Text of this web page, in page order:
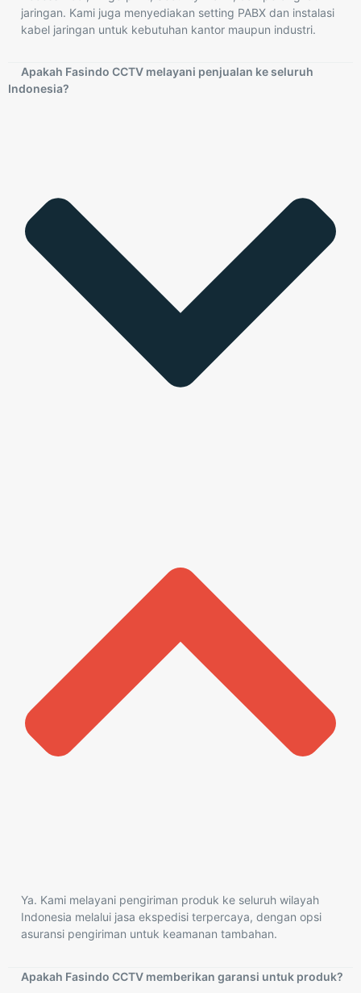
jaringan. Kami juga menyediakan setting PABX dan instalasi
kabel jaringan untuk kebutuhan kantor maupun industri.
Apakah Fasindo CCTV melayani penjualan ke seluruh
Indonesia?
Ya. Kami melayani pengiriman produk ke seluruh wilayah
Indonesia melalui jasa ekspedisi terpercaya, dengan opsi
asuransi pengiriman untuk keamanan tambahan.
Apakah Fasindo CCTV memberikan garansi untuk produk?